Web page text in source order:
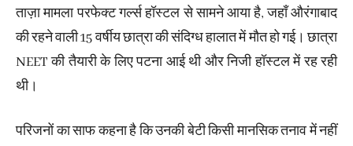
ताज़ा मामला परफेक्ट गर्ल्स हॉस्टल से सामने आया है, जहाँ औरंगाबाद
की रहने वाली 15 वर्षीय छात्रा की संदिग्ध हालात में मौत हो गई। छात्रा
NEET की तैयारी के लिए पटना आई थी और निजी हॉस्टल में रह रही
थी।
परिजनों का साफ कहना है कि उनकी बेटी किसी मानसिक तनाव में नहीं